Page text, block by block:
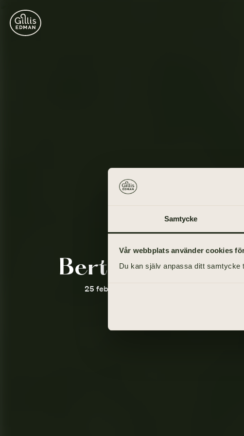
Samtycke
Vår webbplats använder cookies
Du kan själv anpassa ditt
Bertil Stenquist
25 februari 1944 - 8 augusti 2021